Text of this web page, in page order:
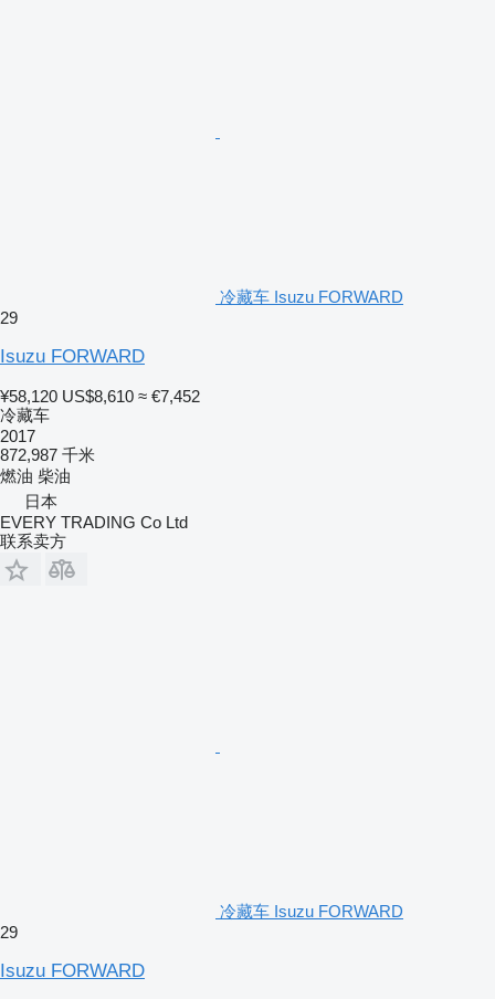
冷藏车 Isuzu FORWARD
29
Isuzu FORWARD
¥58,120 US$8,610 ≈ €7,452
冷藏车
2017
872,987 千米
燃油 柴油
日本
EVERY TRADING Co Ltd
联系卖方
冷藏车 Isuzu FORWARD
29
Isuzu FORWARD